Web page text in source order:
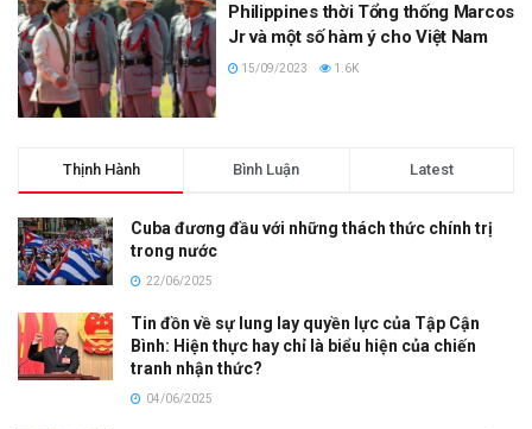
Philippines thời Tổng thống Marcos
Jr và một số hàm ý cho Việt Nam
15/09/2023 1.6K
Thịnh Hành Bình Luận Latest
Cuba đương đầu với những thách thức chính trị
trong nước
22/06/2025
Tin đồn về sự lung lay quyền lực của Tập Cận
Bình: Hiện thực hay chỉ là biểu hiện của chiến
tranh nhận thức?
04/06/2025